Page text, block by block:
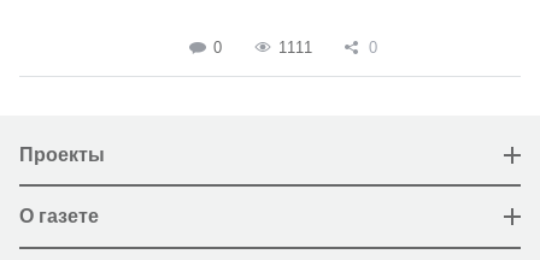
0 1111 0
Проекты
О газете